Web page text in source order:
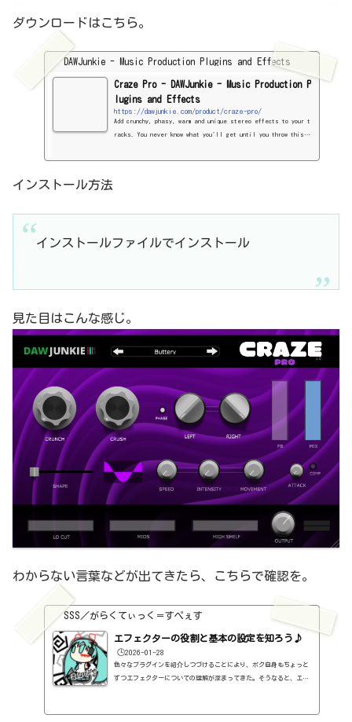
ダウンロードはこちら。
DAWJunkie - Music Production Plugins and Effects
Craze Pro - DAWJunkie - Music Production P
lugins and Effects
https://dawjunkie.com/product/craze-pro/
Add crunchy, phasy, warm and unique stereo effects to your t
racks. You never know what you'll get until you throw this i
インストール方法
インストールファイルでインストール
見た目はこんな感じ。
わからない言葉などが出てきたら、こちらで確認を。
SSS／がらくてぃっく＝すぺぇす
エフェクターの役割と基本の設定を知ろう♪
🕒️2026-01-28
色々なプラグインを紹介しつづけることにより、ボク自身もちょっと
ずつエフェクターについての理解が深まってきた。そうなると、エフ